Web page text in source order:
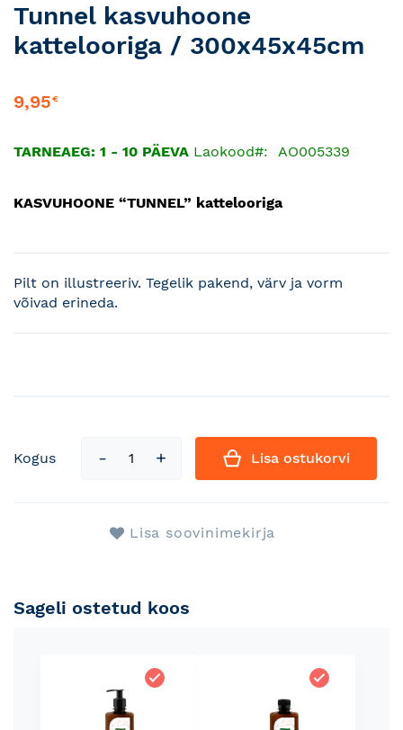
Skip
to
the
the
gallery
Tunnel kasvuhoone
kattelooriga / 300x45x45cm
9,95€
TARNEAEG: 1 - 10 PÄEVA Laokood AO005339
KASVUHOONE “TUNNEL” kattelooriga
Pilt on illustreeriv. Tegelik pakend, värv ja vorm
võivad erineda.
Kogus Lisa ostukorvi
Lisa soovinimekirja
Sageli ostetud koos